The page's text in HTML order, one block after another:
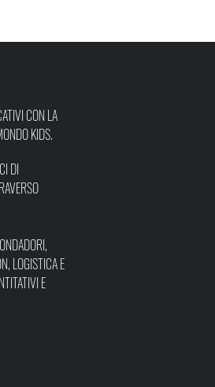
CON LA
KIDS.
DI
LOGISTICA E
E